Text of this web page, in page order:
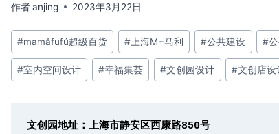
作者anjing 2023年3月22日
文
章
标
#mamǎfufú超级百货 # 上海M+马利 #公共建设 #
#室内空间设计 #幸福集荟 #文创园设计 #文创店设
文创园地址： 上海市静安区西康路850号